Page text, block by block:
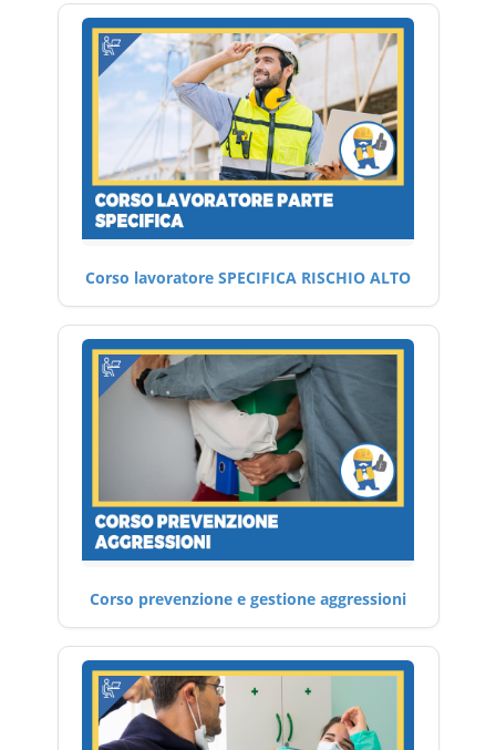
Corso lavoratore SPECIFICA RISCHIO ALTO
Corso prevenzione e gestione aggressioni